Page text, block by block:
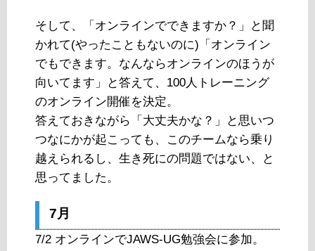
そして、「オンラインでできますか？」と聞
かれて(やったこともないのに)「オンライン
でもできます。なんならオンラインのほうが
向いてます」と答えて、100人トレーニング
のオンライン開催を決定。
答えておきながら「大丈夫かな？」と思いつ
つなにかが起こっても、このチームなら乗り
越えられるし、生き死にの問題ではない、と
思ってました。
7月
7/2 オンラインでJAWS-UG勉強会に参加。